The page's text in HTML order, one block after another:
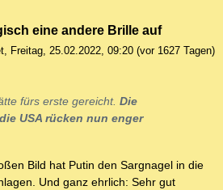
eine andere Brille auf
, Freitag, 25.02.2022, 09:20 (vor 1627 Tagen)
fürs erste gereicht. Die
USA rücken nun enger
Bild hat Putin den Sargnagel in die
Und ganz ehrlich: Sehr gut